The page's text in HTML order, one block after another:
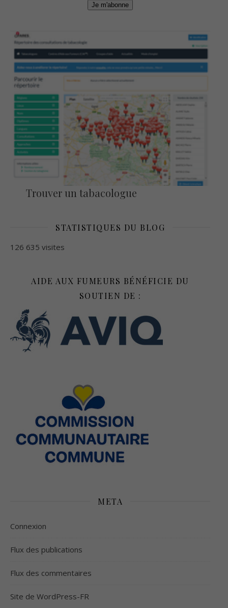
Je m'abonne
Trouver un tabacologue
STATISTIQUES DU BLOG
126 635 visites
AIDE AUX FUMEURS BÉNÉFICIE DU
SOUTIEN DE :
META
Connexion
Flux des publications
Flux des commentaires
Site de WordPress-FR